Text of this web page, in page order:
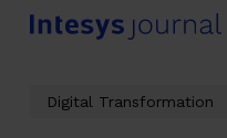
Skip
Digital Transformation